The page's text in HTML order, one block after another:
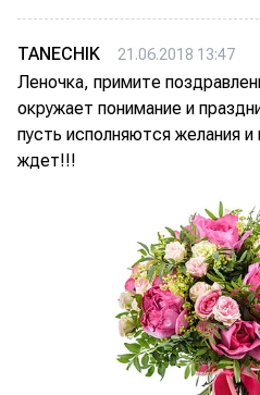
TANECHIK 21.06.2018 13:47
Леночка, примите
окружает понимание и
пусть исполняются желания
ждет!!!